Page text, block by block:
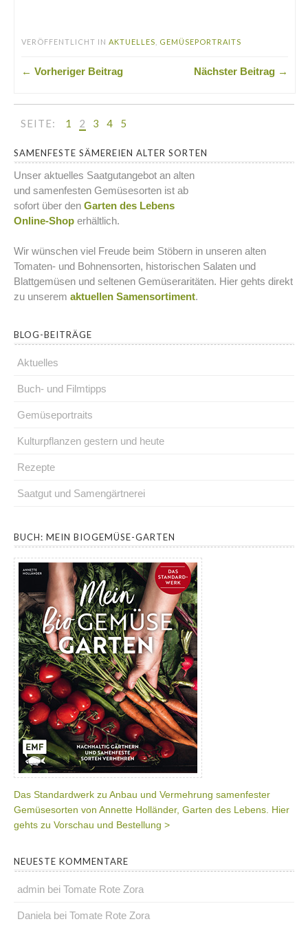
VERÖFFENTLICHT IN AKTUELLES GEMÜSEPORTRAITS
← Vorheriger Beitrag Nächster Beitrag →
SEITE: 1 2 3 4 5
SAMENFESTE SÄMEREIEN ALTER SORTEN
Unser aktuelles Saatgutangebot an alten
und samenfesten Gemüsesorten ist ab
sofort über den Garten des Lebens
Online-Shop erhältlich.
Wir wünschen viel Freude beim Stöbern in unseren alten
Tomaten- und Bohnensorten, historischen Salaten und
Blattgemüsen und seltenen Gemüseraritäten. Hier gehts direkt
zu unserem aktuellen Samensortiment.
BLOG-BEITRÄGE
Aktuelles
Buch- und Filmtipps
Gemüseportraits
Kulturpflanzen gestern und heute
Rezepte
Saatgut und Samengärtnerei
BUCH: MEIN BIOGEMÜSE-GARTEN
Das Standardwerk zu Anbau und Vermehrung samenfester
Gemüsesorten von Annette Holländer, Garten des Lebens. Hier
gehts zu Vorschau und Bestellung >
NEUESTE KOMMENTARE
admin bei Tomate Rote Zora
Daniela bei Tomate Rote Zora